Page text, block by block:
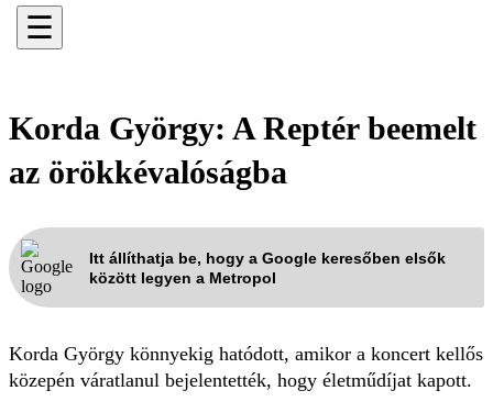
☰
Korda György: A Reptér beemelt
az örökkévalóságba
Itt állíthatja be, hogy a Google keresőben elsők
között legyen a Metropol
Korda György könnyekig hatódott, amikor a koncert kellős
közepén váratlanul bejelentették, hogy életműdíjat kapott.